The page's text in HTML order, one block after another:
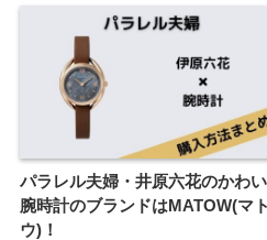
パラレル夫婦・井原六花のかわ
腕時計のブランドはMATOW(マト
ウ)！